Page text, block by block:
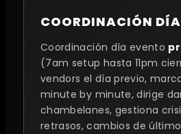
COORDINACIÓN DÍA
Coordinación día evento
(7am setup hasta 11pm
vendors el día previo,
minute by minute, dirige
chambelanes, gestiona
retrasos, cambios de